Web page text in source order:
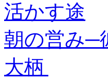
活かす途
朝の営み─
大柄